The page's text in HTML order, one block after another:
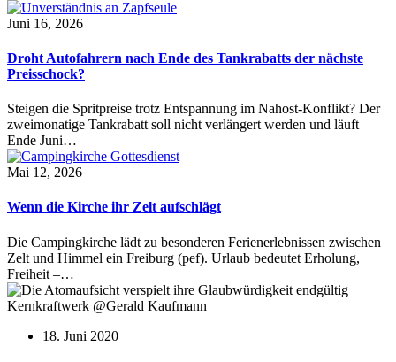
Juni 16, 2026
Droht Autofahrern nach Ende des Tankrabatts der nächste
Preisschock?
Steigen die Spritpreise trotz Entspannung im Nahost-Konflikt? Der
zweimonatige Tankrabatt soll nicht verlängert werden und läuft
Ende Juni…
Mai 12, 2026
Wenn die Kirche ihr Zelt aufschlägt
Die Campingkirche lädt zu besonderen Ferienerlebnissen zwischen
Zelt und Himmel ein Freiburg (pef). Urlaub bedeutet Erholung,
Freiheit –…
Kernkraftwerk @Gerald Kaufmann
18. Juni 2020